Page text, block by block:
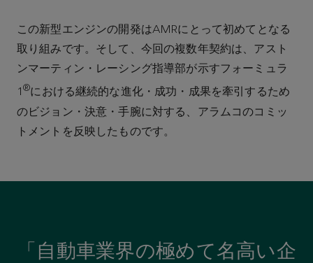
この新型エンジンの開発はAMRにとって初めてとなる
取り組みです。そして、今回の複数年契約は、アスト
ンマーティン・レーシング指導部が示すフォーミュラ
1®における継続的な進化・成功・成果を牽引するため
のビジョン・決意・手腕に対する、アラムコのコミッ
トメントを反映したものです。
「自動車業界の極めて名高い企